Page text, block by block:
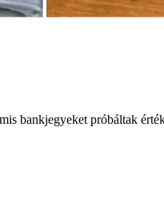
bankjegyeket próbáltak